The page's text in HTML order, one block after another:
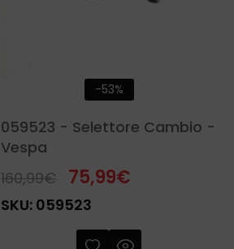
-53%
059523 - Selettore Cambio -
Vespa
160,99€ 75,99€
SKU: 059523